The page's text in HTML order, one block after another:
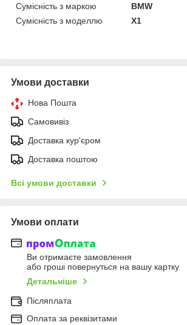
Сумісність з маркою
BMW
Сумісність з моделлю
X1
Умови доставки
Нова Пошта
Самовивіз
Доставка кур'єром
Доставка поштою
Всі умови доставки
Умови оплати
Ви отримаєте замовлення
або гроші повернуться на вашу картку
Детальніше
Післяплата
Оплата за реквізитами